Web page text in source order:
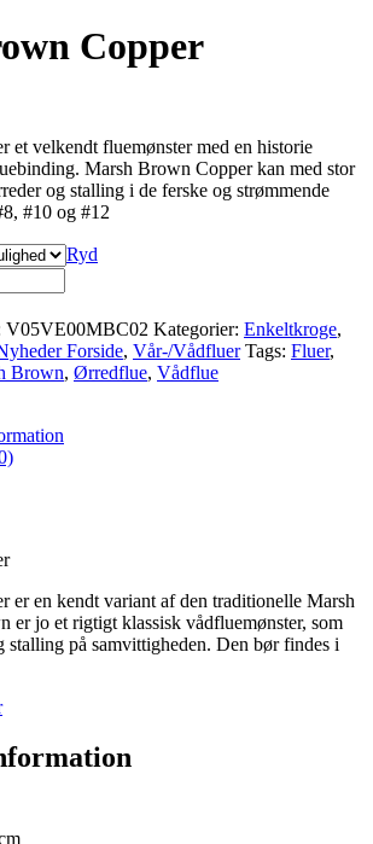
Copper
et velkendt fluemønster med en historie
Marsh Brown Copper kan med stor
og stalling i de ferske og strømmende
#10 og #12
Ryd
V05VE00MBC02 Kategorier: Enkeltkroge,
Forside, Vår-/Vådfluer Tags: Fluer,
Brown, Ørredflue, Vådflue
er en kendt variant af den traditionelle Marsh
er jo et rigtigt klassisk vådfluemønster, som
stalling på samvittigheden. Den bør findes i